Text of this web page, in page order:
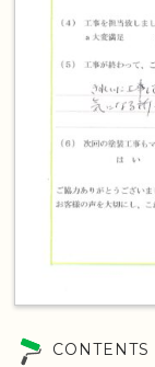
CONTENTS